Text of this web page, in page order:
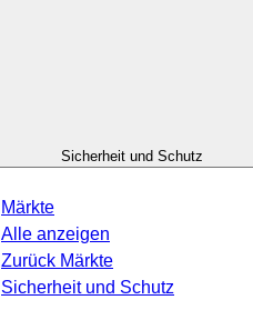
Sicherheit und Schutz
Märkte
Alle anzeigen
Zurück Märkte
Sicherheit und Schutz